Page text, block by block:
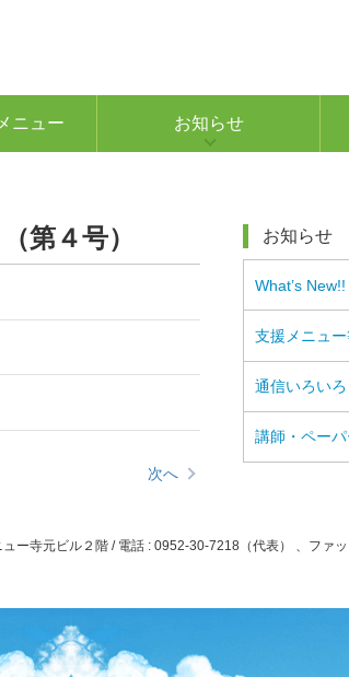
ニュー お知らせ
第４号）
次へ
お知らせ
What’s New!!
支援メニュ
通信いろいろ
講師・ペー
ー寺元ビル２階 / 電話 : 0952-30-7218（代表） 、ファ